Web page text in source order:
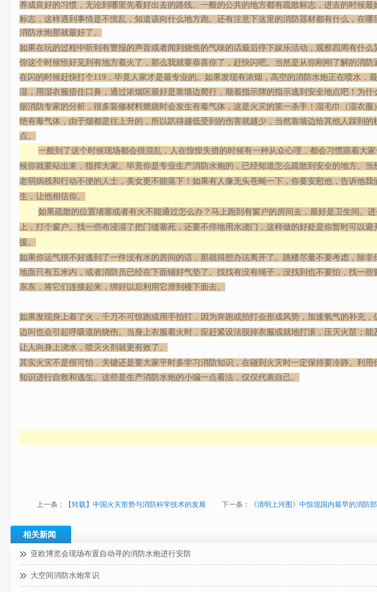
养成良好的习惯，无论到哪里先看好出去的路线。 一般的公共的地方都有疏散标志，进去的时候最
标志，这样遇到事情是不慌乱，知道该向什么地方跑。还有注意下这里的消防器材都有什么，在哪
消防水炮那就最好了。
如果在玩的过程中听到有警报的声音或者闻到烧焦的气味的话最后停下娱乐活动， 观察四周有什么
你这个时候恰好见到有地方着火了，那么我就要恭喜你了，赶快闪吧。当然是从你刚刚了解的消防
在闪的时候赶快打个119，毕竟人家才是最专业的。如果发现有浓烟，高空的消防水炮正在喷水，
湿，用湿衣服捂住口鼻， 通过浓烟区最好是靠墙边爬行，顺着指示牌的指示逃到安全地点吧！为什
据消防专家的分析，很多装修材料燃烧时会发生有毒气体，这是火灾的第一杀手！湿毛巾（湿衣服
绝有毒气体，由于烟都是往上升的，所以趴得越低受到的伤害就越少，当然靠墙边给其他人踩到的
点。
一般到了这个时候现场都会很混乱，人在惊惶失措的时候有一种从众心理，都会习惯跟着大
候你就要站出来，指挥大家。毕竟你是专业生产消防水炮的，已经知道怎么疏散到安全的地方。当
老弱病残和行动不便的人士，美女更不能落下！如果有人像无头苍蝇一下，你要安慰他，告诉他我
生，让他相信你。
如果疏散的位置堵塞或者有火不能通过怎么办？马上跑到有窗户的房间去，最好是卫生间。
上，打个窗户。找一些布浸湿了把门缝塞死，还要不停地用水浇门，这样做的好处是你暂时可以避
援。
如果你运气很不好逃到了一件没有水的房间的话，那就得想办法离开了。跳楼尽量不要考虑，除非
地面只有五米内，或者消防员已经在下面铺好气垫了。找找有没有绳子，没找到也不要怕，找一些
东东， 将它们连接起来，绑好以后利用它滑到楼下面去。
如果发现身上着了火，千万不可惊跑或用手拍打，因为奔跑或拍打会形成风势，加速氧气的补充，
边叫也会引起呼吸道的烧伤。当身上衣服着火时，应赶紧设法脱掉衣服或就地打滚，压灭火苗；能
让人向身上浇水，喷灭火剂就更有效了。
其实火灾不是很可怕，关键还是要大家平时多学习消防知识，在碰到火灾时一定保持要冷静。利用
知识进行自救和逃生。这些是生产消防水炮的小编一点看法，仅仅代表自己。
上一条： 【转载】中国火灾形势与消防科学技术的发展 下一条： 《清明上河图》中惊现国内最早的消
相关新闻
亚欧博览会现场布置自动寻的消防水炮进行安防
大空间消防水炮常识